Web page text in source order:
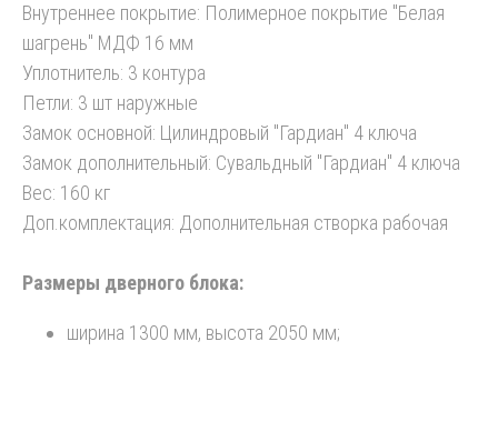
Внутреннее покрытие: Полимерное покрытие "Белая
шагрень" МДФ 16 мм
Уплотнитель: 3 контура
Петли: 3 шт наружные
Замок основной: Цилиндровый "Гардиан" 4 ключа
Замок дополнительный: Сувальдный "Гардиан" 4 ключа
Вес: 160 кг
Доп.комплектация: Дополнительная створка рабочая
Размеры дверного блока:
ширина 1300 мм, высота 2050 мм;